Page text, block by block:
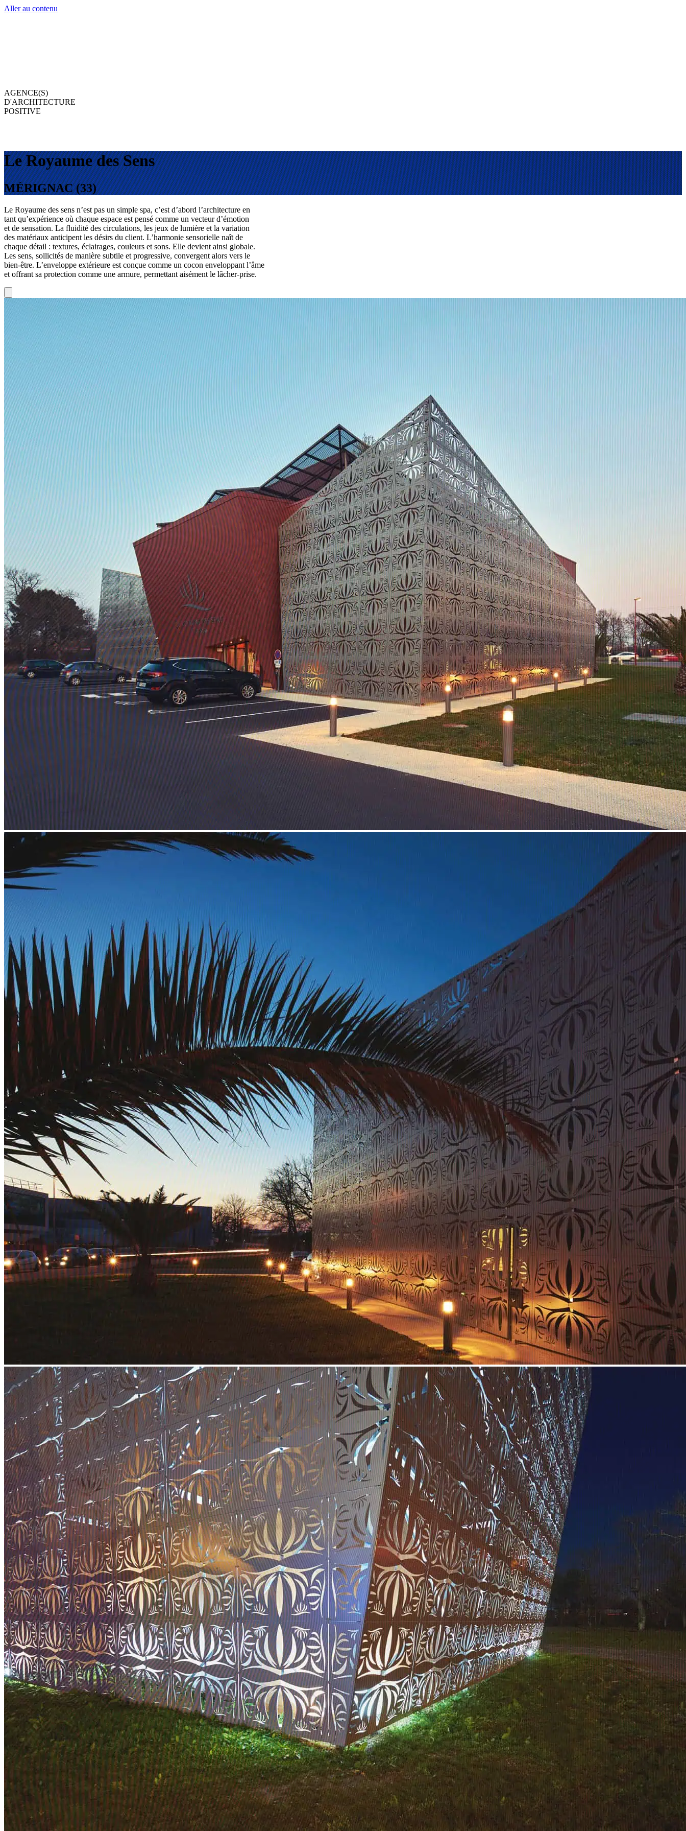
Aller au contenu
AGENCE(S)
D'ARCHITECTURE
POSITIVE
Le Royaume des Sens
MÉRIGNAC (33)
Le Royaume des sens n’est pas un simple spa, c’est d’abord l’architecture en
tant qu’expérience où chaque espace est pensé comme un vecteur d’émotion
et de sensation. La fluidité des circulations, les jeux de lumière et la variation
des matériaux anticipent les désirs du client. L’harmonie sensorielle naît de
chaque détail : textures, éclairages, couleurs et sons. Elle devient ainsi globale.
Les sens, sollicités de manière subtile et progressive, convergent alors vers le
bien-être. L’enveloppe extérieure est conçue comme un cocon enveloppant l’âme
et offrant sa protection comme une armure, permettant aisément le lâcher-prise.